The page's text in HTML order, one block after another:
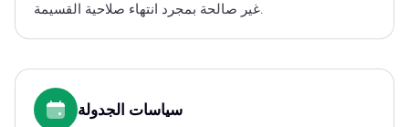
غير صالحة بمجرد انتهاء صلاحية القسيمة.
سياسات الجدولة